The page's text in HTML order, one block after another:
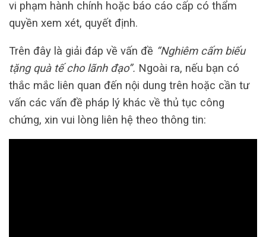
vi phạm hành chính hoặc báo cáo cấp có thẩm
quyền xem xét, quyết định.
Trên đây là giải đáp về vấn đề “Nghiêm cấm biếu
tặng quà tế cho lãnh đạo”. Ngoài ra, nếu bạn có
thắc mắc liên quan đến nội dung trên hoặc cần tư
vấn các vấn đề pháp lý khác về thủ tục công
chứng, xin vui lòng liên hệ theo thông tin: